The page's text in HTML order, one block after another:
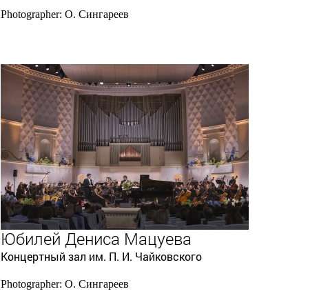
Photographer: О. Сингареев
Юбилей Дениса Мацуева
Концертный зал им. П. И. Чайковского
Photographer: О. Сингареев